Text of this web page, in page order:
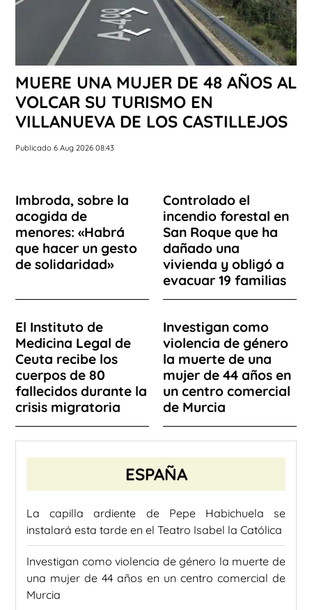
MUERE UNA MUJER DE 48 AÑOS AL
VOLCAR SU TURISMO EN
VILLANUEVA DE LOS CASTILLEJOS
Publicado 6 Aug 2026 08:43
Imbroda, sobre la
acogida de
menores: «Habrá
que hacer un gesto
de solidaridad»
Controlado el
incendio forestal en
San Roque que ha
dañado una
vivienda y obligó a
evacuar 19 familias
El Instituto de
Medicina Legal de
Ceuta recibe los
cuerpos de 80
fallecidos durante la
crisis migratoria
Investigan como
violencia de género
la muerte de una
mujer de 44 años en
un centro comercial
de Murcia
ESPAÑA
La capilla ardiente de Pepe Habichuela se
instalará esta tarde en el Teatro Isabel la Católica
Investigan como violencia de género la muerte de
una mujer de 44 años en un centro comercial de
Murcia